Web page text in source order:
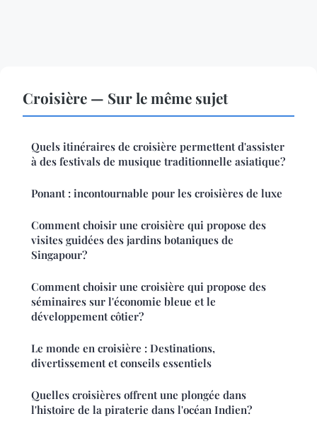
Croisière — Sur le même sujet
Quels itinéraires de croisière permettent d'assister
à des festivals de musique traditionnelle asiatique?
Ponant : incontournable pour les croisières de luxe
Comment choisir une croisière qui propose des
visites guidées des jardins botaniques de
Singapour?
Comment choisir une croisière qui propose des
séminaires sur l'économie bleue et le
développement côtier?
Le monde en croisière : Destinations,
divertissement et conseils essentiels
Quelles croisières offrent une plongée dans
l'histoire de la piraterie dans l'océan Indien?